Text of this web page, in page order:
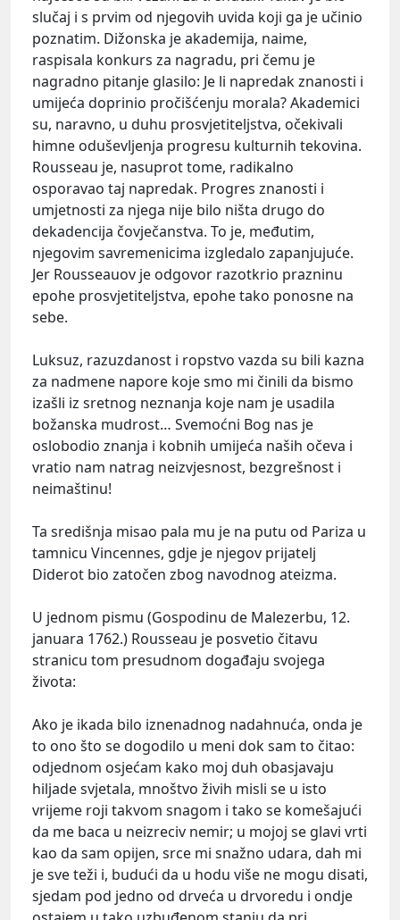
slučaj i s prvim od njegovih uvida koji ga je učinio
poznatim. Dižonska je akademija, naime,
raspisala konkurs za nagradu, pri čemu je
nagradno pitanje glasilo: Je li napredak znanosti i
umijeća doprinio pročišćenju morala? Akademici
su, naravno, u duhu prosvjetiteljstva, očekivali
himne oduševljenja progresu kulturnih tekovina.
Rousseau je, nasuprot tome, radikalno
osporavao taj napredak. Progres znanosti i
umjetnosti za njega nije bilo ništa drugo do
dekadencija čovječanstva. To je, međutim,
njegovim savremenicima izgledalo zapanjujuće.
Jer Rousseauov je odgovor razotkrio prazninu
epohe prosvjetiteljstva, epohe tako ponosne na
sebe.
Luksuz, razuzdanost i ropstvo vazda su bili kazna
za nadmene napore koje smo mi činili da bismo
izašli iz sretnog neznanja koje nam je usadila
božanska mudrost… Svemoćni Bog nas je
oslobodio znanja i kobnih umijeća naših očeva i
vratio nam natrag neizvjesnost, bezgrešnost i
neimaštinu!
Ta središnja misao pala mu je na putu od Pariza u
tamnicu Vincennes, gdje je njegov prijatelj
Diderot bio zatočen zbog navodnog ateizma.
U jednom pismu (Gospodinu de Malezerbu, 12.
januara 1762.) Rousseau je posvetio čitavu
stranicu tom presudnom događaju svojega
života:
Ako je ikada bilo iznenadnog nadahnuća, onda je
to ono što se dogodilo u meni dok sam to čitao:
odjednom osjećam kako moj duh obasjavaju
hiljade svjetala, mnoštvo živih misli se u isto
vrijeme roji takvom snagom i tako se komešajući
da me baca u neizreciv nemir; u mojoj se glavi vrti
kao da sam opijen, srce mi snažno udara, dah mi
je sve teži i, budući da u hodu više ne mogu disati,
sjedam pod jedno od drveća u drvoredu i ondje